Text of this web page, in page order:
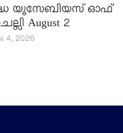
യൂസേബിയസ് ഓഫ്
August 2
4, 2026